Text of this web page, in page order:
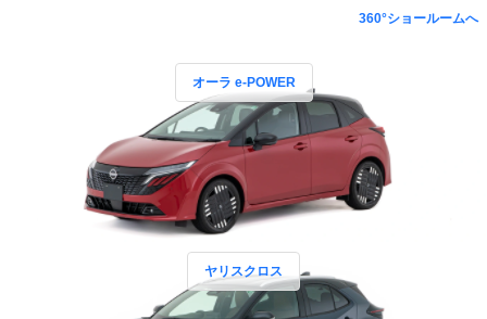
360°ショールームへ
オーラ e-POWER
ヤリスクロス